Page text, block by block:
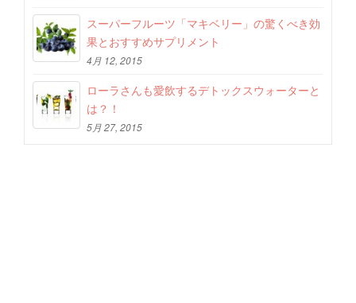
スーパーフルーツ「マキベリー」の驚くべき効
果とおすすめサプリメント
4月 12, 2015
ローラさんも愛飲するデトックスウォーターと
は？！
5月 27, 2015